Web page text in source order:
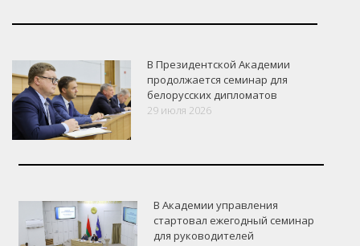
В Президентской Академии
продолжается семинар для
белорусских дипломатов
29 июля 2026
В Академии управления
стартовал ежегодный семинар
для руководителей